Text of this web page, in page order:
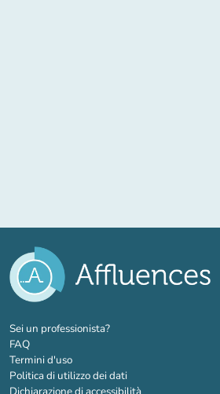
Sei un professionista?(nuova scheda)
FAQ
Termini d'uso
Politica di utilizzo dei dati